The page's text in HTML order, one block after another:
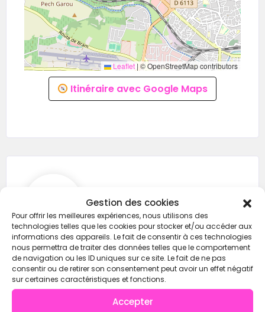
Gestion des cookies
Pour offrir les meilleures expériences, nous utilisons des
technologies telles que les cookies pour stocker et/ou accéder aux
informations des appareils. Le fait de consentir à ces technologies
nous permettra de traiter des données telles que le comportement
de navigation ou les ID uniques sur ce site. Le fait de ne pas
consentir ou de retirer son consentement peut avoir un effet négatif
sur certaines caractéristiques et fonctions.
Accepter
Leaflet|© OpenStreetMap contributors
Itinéraire avec Google Maps
CROSSFIT Carcassonne
0780910761
crossfitcarcassonne@gmail.com
https://wod-open.com/